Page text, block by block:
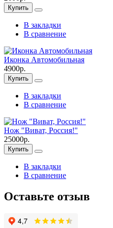
Купить
В закладки
В сравнение
Иконка Автомобильная
4900р.
Купить
В закладки
В сравнение
Нож "Виват, Россия!"
25000р.
Купить
В закладки
В сравнение
Оставьте отзыв